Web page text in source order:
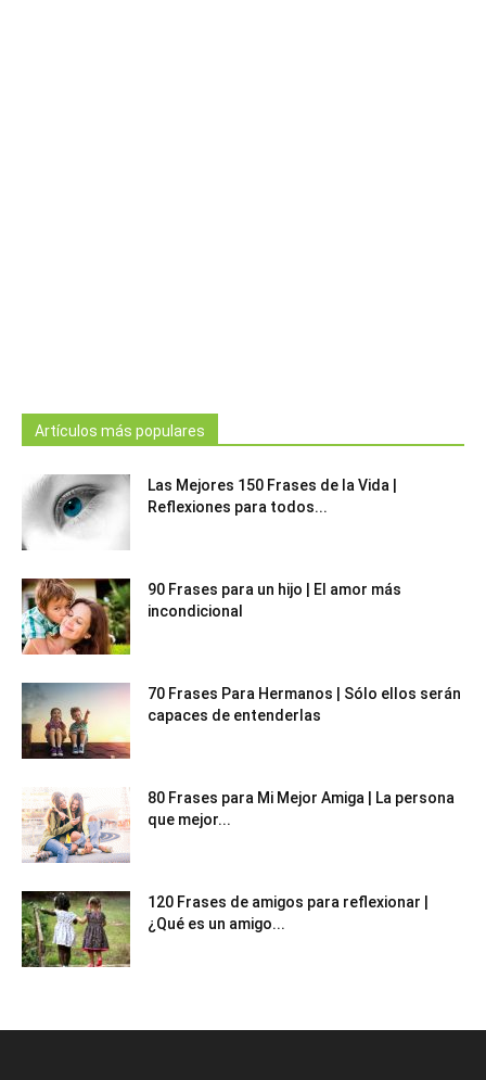
Artículos más populares
Las Mejores 150 Frases de la Vida |
Reflexiones para todos...
90 Frases para un hijo | El amor más
incondicional
70 Frases Para Hermanos | Sólo ellos serán
capaces de entenderlas
80 Frases para Mi Mejor Amiga | La persona
que mejor...
120 Frases de amigos para reflexionar |
¿Qué es un amigo...